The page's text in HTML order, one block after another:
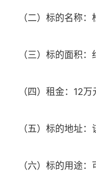
（二）标的名称
（三）标的面积
（四）租金：12
（五）标的地址
（六）标的用途